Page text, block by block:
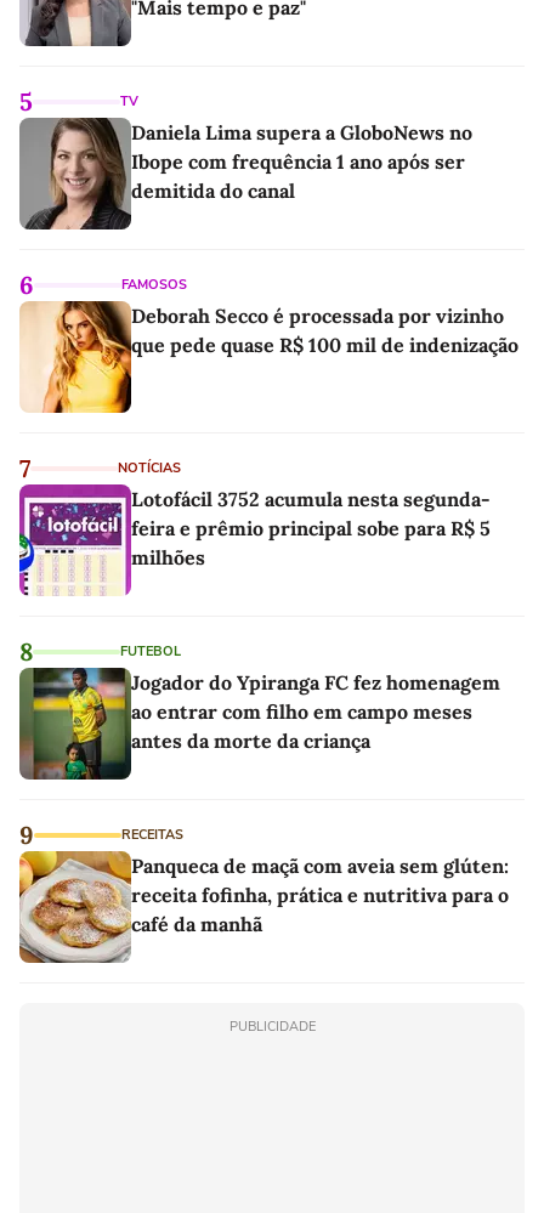
"Mais tempo e paz"
5 TV
Daniela Lima supera a GloboNews no
Ibope com frequência 1 ano após ser
demitida do canal
6 FAMOSOS
Deborah Secco é processada por vizinho
que pede quase R$ 100 mil de indenização
7 NOTÍCIAS
Lotofácil 3752 acumula nesta segunda-
feira e prêmio principal sobe para R$ 5
milhões
8 FUTEBOL
Jogador do Ypiranga FC fez homenagem
ao entrar com filho em campo meses
antes da morte da criança
9 RECEITAS
Panqueca de maçã com aveia sem glúten:
receita fofinha, prática e nutritiva para o
café da manhã
PUBLICIDADE